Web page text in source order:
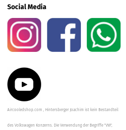
Social Media
Aircooledshop.com , Hintersberger Joachim ist kein Bestandteil
des Volkswagen Konzerns. Die Verwendung der Begriffe "VW",